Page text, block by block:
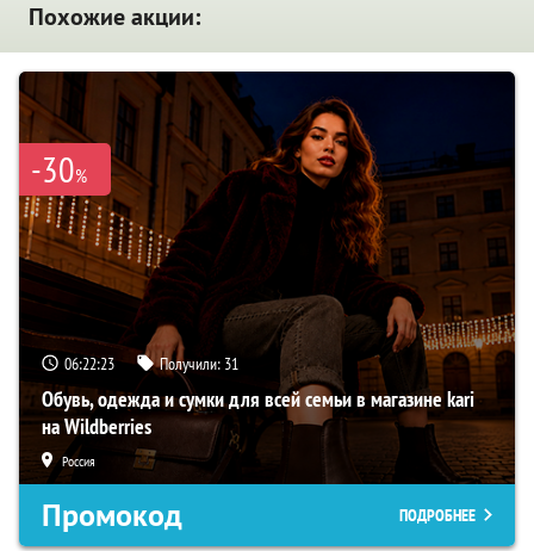
Похожие акции:
-30%
06:22:22 Получили: 31
Обувь, одежда и сумки для всей семьи в магазине kari
на Wildberries
Россия
Промокод ПОДРОБНЕЕ